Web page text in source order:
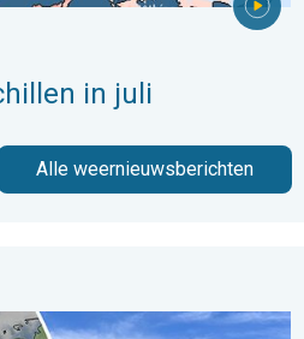
in juli
Alle weernieuwsberichten
te trekken. Weekendweer. . .